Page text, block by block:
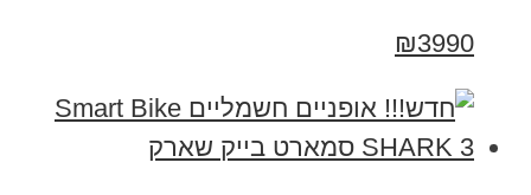
₪3990